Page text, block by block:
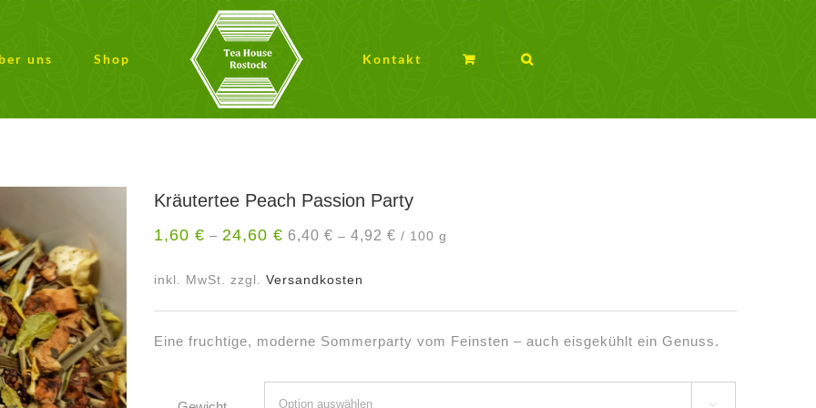
uns Shop Kontakt
Kräutertee Peach Passion Party
1,60 € – 24,60 € 6,40 € – 4,92 € / 100 g
inkl. MwSt. zzgl. Versandkosten
Eine fruchtige, moderne Sommerparty vom Feinsten – auch eisgekühlt ein Genuss.
